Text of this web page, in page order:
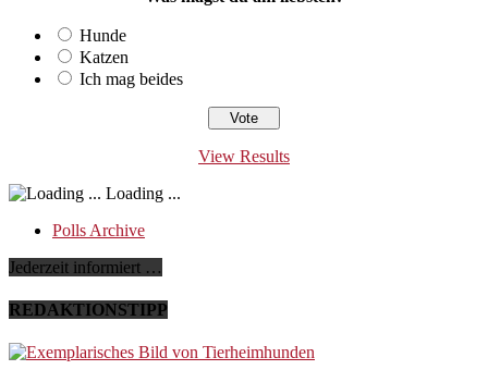
Hunde
Katzen
Ich mag beides
View Results
Loading ...
Polls Archive
Jederzeit informiert …
REDAKTIONSTIPP